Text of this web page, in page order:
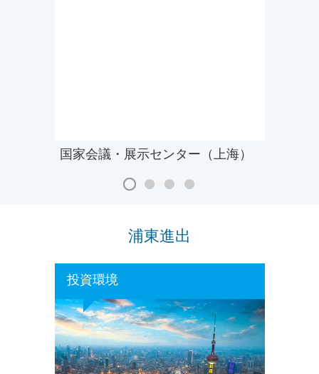
国家会議・展示センター（上海）
浦東進出
投資環境